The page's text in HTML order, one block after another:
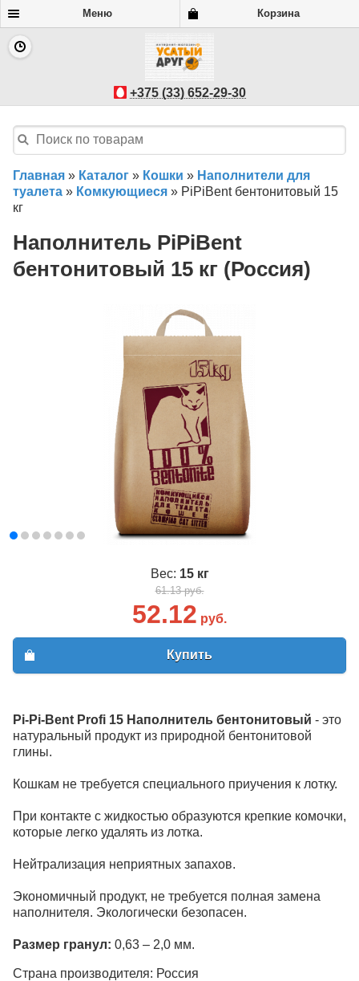
Меню Корзина
+375 (33) 652-29-30
Главная » Каталог » Кошки » Наполнители для
туалета » Комкующиеся » PiPiBent бентонитовый 15
кг
Наполнитель PiPiBent
бентонитовый 15 кг (Россия)
Вес: 15 кг
61.13 руб.
52.12 руб.
Купить
Pi-Pi-Bent Profi 15 Наполнитель бентонитовый - это
натуральный продукт из природной бентонитовой
глины.
Кошкам не требуется специального приучения к лотку.
При контакте с жидкостью образуются крепкие комочки,
которые легко удалять из лотка.
Нейтрализация неприятных запахов.
Экономичный продукт, не требуется полная замена
наполнителя. Экологически безопасен.
Размер гранул: 0,63 – 2,0 мм.
Страна производителя: Россия